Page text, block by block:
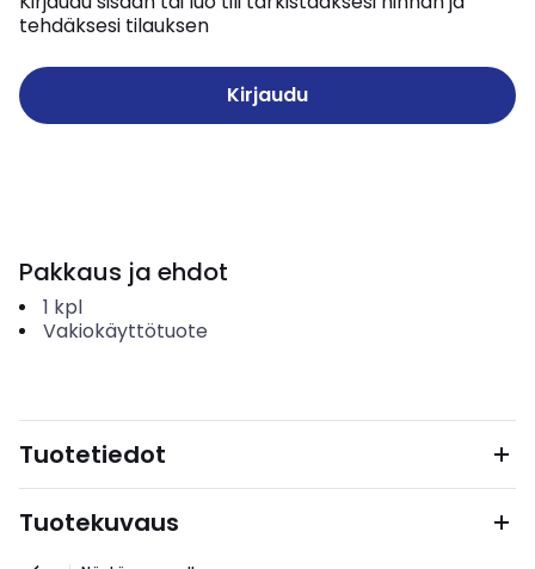
tehdäksesi tilauksen
Kirjaudu
Pakkaus ja ehdot
1 kpl
Vakiokäyttötuote
Tuotetiedot
Tuotekuvaus